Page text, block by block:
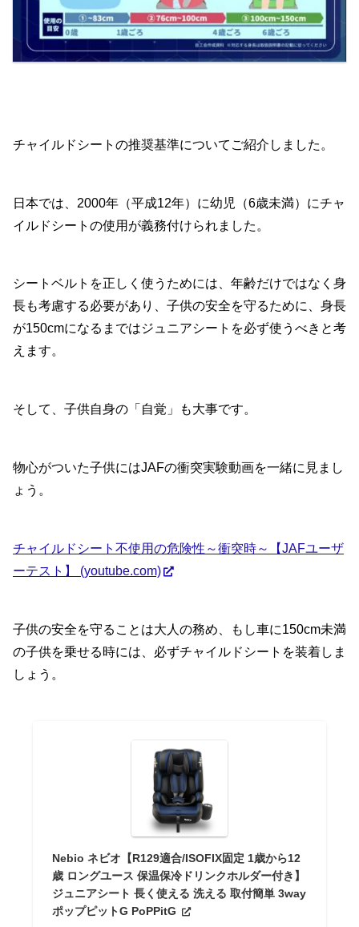
チャイルドシートの推奨基準についてご紹介しました。
日本では、2000年（平成12年）に幼児（6歳未満）にチャ
イルドシートの使用が義務付けられました。
シートベルトを正しく使うためには、年齢だけではなく身
長も考慮する必要があり、子供の安全を守るために、身長
が150cmになるまではジュニアシートを必ず使うべきと考
えます。
そして、子供自身の「自覚」も大事です。
物心がついた子供にはJAFの衝突実験動画を一緒に見まし
ょう。
チャイルドシート不使用の危険性～衝突時～【JAFユーザ
ーテスト】 (youtube.com)
子供の安全を守ることは大人の務め、もし車に150cm未満
の子供を乗せる時には、必ずチャイルドシートを装着しま
しょう。
Nebio ネビオ【R129適合/ISOFIX固定 1歳から12
歳 ロングユース 保温保冷ドリンクホルダー付き】
ジュニアシート 長く使える 洗える 取付簡単 3way
ポップピットG PoPPitG